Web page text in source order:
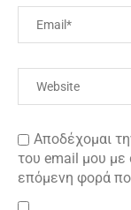
Αποδέχομαι
του email μου με
επόμενη φορά